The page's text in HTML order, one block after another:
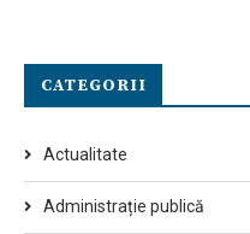
CATEGORII
Actualitate
Administrație publică